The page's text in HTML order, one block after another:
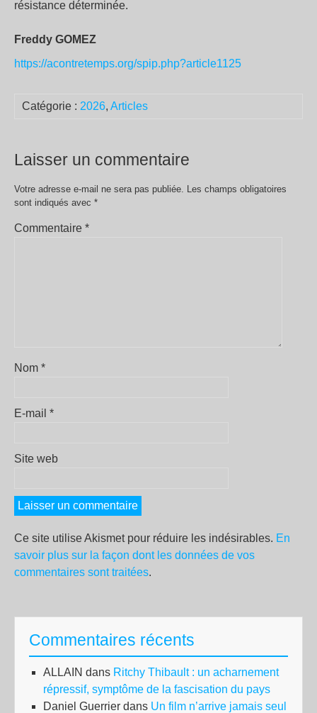
résistance déterminée.
Freddy GOMEZ
https://acontretemps.org/spip.php?article1125
Catégorie : 2026, Articles
Laisser un commentaire
Votre adresse e-mail ne sera pas publiée. Les champs obligatoires
sont indiqués avec *
Commentaire *
Nom *
E-mail *
Site web
Ce site utilise Akismet pour réduire les indésirables. En
savoir plus sur la façon dont les données de vos
commentaires sont traitées.
Commentaires récents
ALLAIN dans Ritchy Thibault : un acharnement
répressif, symptôme de la fascisation du pays
Daniel Guerrier dans Un film n’arrive jamais seul